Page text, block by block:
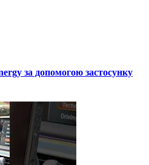
за допомогою застосунку